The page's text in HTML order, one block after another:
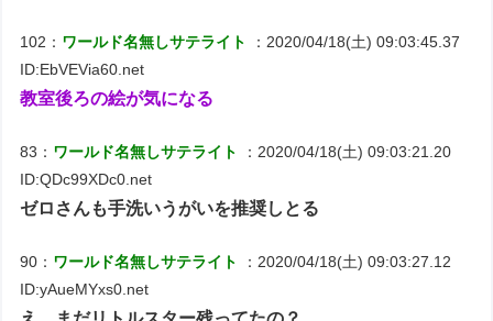
102： ワールド名無しサテライト
：2020/04/18(土) 09:03:45.37
ID:EbVEVia60.net
教室後ろの絵が気になる
83： ワールド名無しサテライト
：2020/04/18(土) 09:03:21.20
ID:QDc99XDc0.net
ゼロさんも手洗いうがいを推奨しとる
90： ワールド名無しサテライト
：2020/04/18(土) 09:03:27.12
ID:yAueMYxs0.net